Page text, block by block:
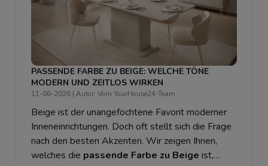
PASSENDE FARBE ZU BEIGE: WELCHE TÖNE
MODERN UND ZEITLOS WIRKEN
11-06-2026 | Autor: Vom YourHouse24-Team
Beige ist der unangefochtene Favorit moderner
Inneneinrichtungen. Doch oft stellt sich die Frage
nach den besten Akzenten. Wir zeigen Ihnen,
welches die passende Farbe zu Beige ist,